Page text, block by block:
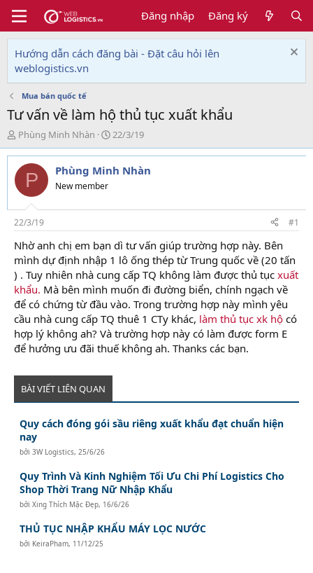
Đăng nhập Đăng ký
Hướng dẫn cách đăng bài - Đặt câu hỏi lên
weblogistics.vn
Mua bán quốc tế
Tư vấn về làm hộ thủ tục xuất khẩu
T
h
r
e
d
s
t
a
r
t
r
Phùng Minh Nhàn
N
g
à
y
i
22/3/19
P Phùng Minh Nhàn
New member
22/3/19 #1
Nhờ anh chị em bạn dì tư vấn giúp trường hợp này. Bên
mình dự định nhập 1 lô ống thép từ Trung quốc về (20 tấn
) . Tuy nhiên nhà cung cấp TQ không làm được thủ tục xuất
khẩu. Mà bên mình muốn đi đường biển, chính ngạch về
để có chứng từ đầu vào. Trong trường hợp này mình yêu
cầu nhà cung cấp TQ thuê 1 CTy khác, làm thủ tục xk hộ có
hợp lý không ah? Và trường hợp này có làm được form E
để hưởng ưu đãi thuế không ah. Thanks các bạn.
BÀI VIẾT LIÊN QUAN
Quy cách đóng gói sầu riêng xuất khẩu đạt chuẩn hiện
nay
bởi3W Logistics, 25/6/26
Quy Trình Và Kinh Nghiệm Tối Ưu Chi Phí Logistics Cho
Shop Thời Trang Nữ Nhập Khẩu
bởiXing Thích Mặc Đẹp, 16/6/26
THỦ TỤC NHẬP KHẨU MÁY LỌC NƯỚC
bởi KeiraPham, 11/12/25